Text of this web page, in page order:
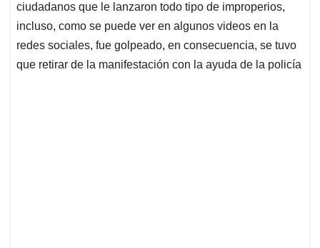
ciudadanos que le lanzaron todo tipo de improperios,
incluso, como se puede ver en algunos videos en la
redes sociales, fue golpeado, en consecuencia, se tuvo
que retirar de la manifestación con la ayuda de la policía